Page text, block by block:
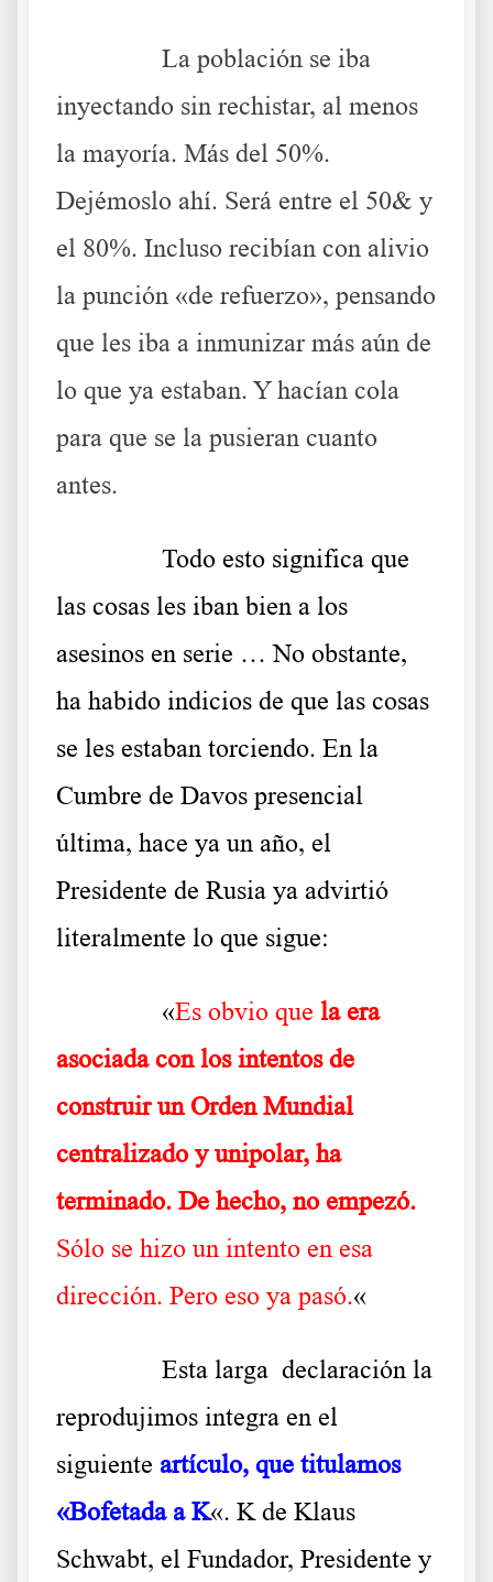
La población se iba
inyectando sin rechistar, al menos
la mayoría. Más del 50%.
Dejémoslo ahí. Será entre el 50& y
el 80%. Incluso recibían con alivio
la punción «de refuerzo», pensando
que les iba a inmunizar más aún de
lo que ya estaban. Y hacían cola
para que se la pusieran cuanto
antes.
Todo esto significa que
las cosas les iban bien a los
asesinos en serie … No obstante,
ha habido indicios de que las cosas
se les estaban torciendo. En la
Cumbre de Davos presencial
última, hace ya un año, el
Presidente de Rusia ya advirtió
literalmente lo que sigue:
«Es obvio que la era
asociada con los intentos de
construir un Orden Mundial
centralizado y unipolar, ha
terminado. De hecho, no empezó.
Sólo se hizo un intento en esa
dirección. Pero eso ya pasó.«
Esta larga declaración la
reprodujimos integra en el
siguiente artículo, que titulamos
«Bofetada a K«. K de Klaus
Schwabt, el Fundador, Presidente y